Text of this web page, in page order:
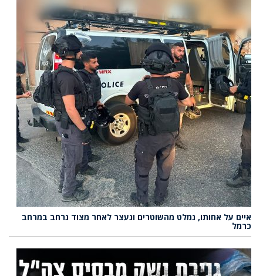
איים על אחותו, נמלט מהשוטרים ונעצר לאחר מצוד נרחב במרחב
כרמל